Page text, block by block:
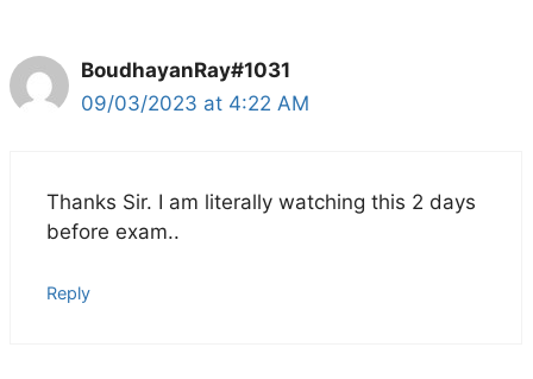
BoudhayanRay#1031
09/03/2023 at 4:22 AM
Thanks Sir. I am literally watching this 2 days
before exam..
Reply